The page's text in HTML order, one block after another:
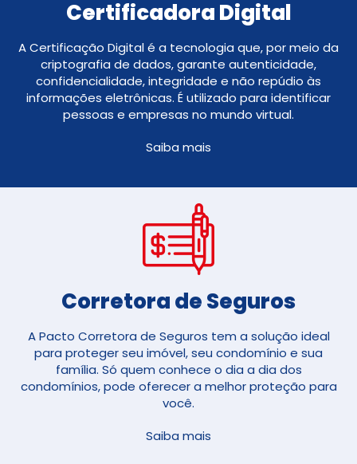
Certificadora Digital
A Certificação Digital é a tecnologia que, por meio da
criptografia de dados, garante autenticidade,
confidencialidade, integridade e não repúdio às
informações eletrônicas. É utilizado para identificar
pessoas e empresas no mundo virtual.
Saiba mais
Corretora de Seguros​
A Pacto Corretora de Seguros tem a solução ideal
para proteger seu imóvel, seu condomínio e sua
família. Só quem conhece o dia a dia dos
condomínios, pode oferecer a melhor proteção para
você.
Saiba mais